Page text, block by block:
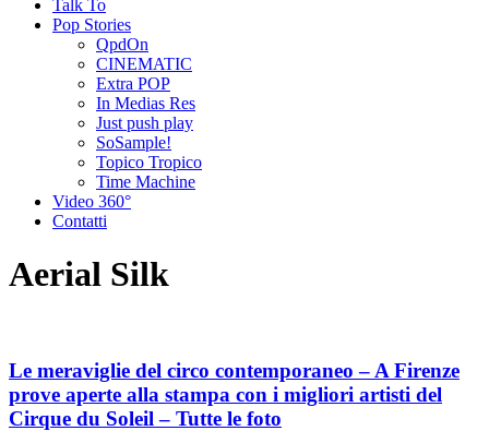
Talk To
Pop Stories
QpdOn
CINEMATIC
Extra POP
In Medias Res
Just push play
SoSample!
Topico Tropico
Time Machine
Video 360°
Contatti
Aerial Silk
Le meraviglie del circo contemporaneo – A Firenze
prove aperte alla stampa con i migliori artisti del
Cirque du Soleil – Tutte le foto